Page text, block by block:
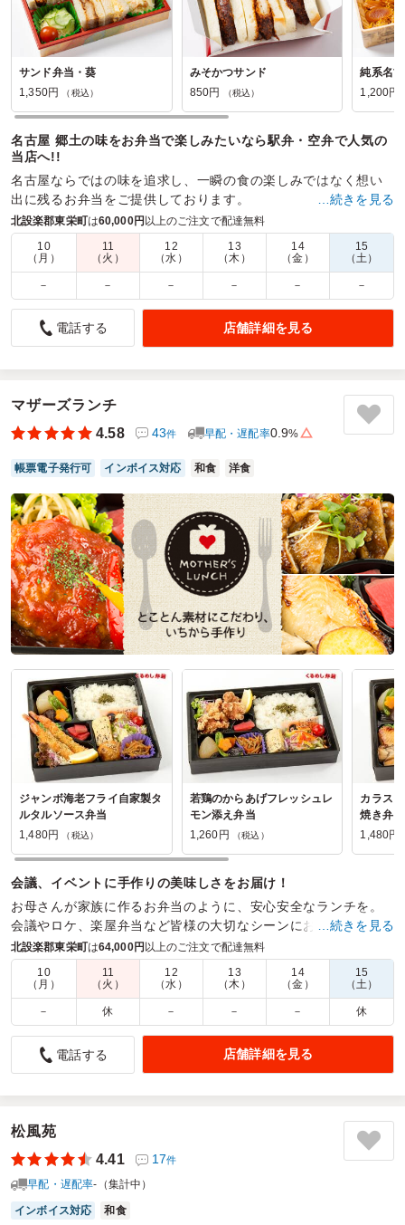
サンド弁当・葵
1,350円
（税込）
みそかつサンド
850円
（税込）
純系名
1,200円
名古屋 郷土の味をお弁当で楽しみたいなら駅弁・空弁で人気の
当店へ!!
名古屋ならではの味を追求し、一瞬の食の楽しみではなく想い
出に残るお弁当をご提供しております。
商品数： 27 締切日時： 7日前12:00 価格帯： 850円～2,400円
配達時間：
8:00～19:00
応援に来ていただいた方々にも大変、喜んでいただけまし
5.0
車も貸していただいたのでスムーズに運搬することができま
した。前年度も同じように大量のお弁当を購入させていただ
いて、配布した皆さんに高評価を受けています。次年度も利
用させていただきたいと思っております。
ご利用シーン：全国大会応援
参加者の年齢：30代～40代男女比：男性多め
愛知県春日井市東野町 2025/10/22
名古屋だるまの口コミをもっと見る
…続きを見る
北設楽郡東栄町は60,000円以上のご注文で配達無料
10
（月）
11
（火）
12
（水）
13
（木）
14
（金）
15
（土）
－ － － － － －
電話する 店舗詳細を見る
マザーズランチ
4.58
43件 早配・遅配率0.9%
帳票電子発行可 インボイス対応 和食 洋食
ジャンボ海老フライ自家製タ
ルタルソース弁当
1,480円
（税込）
若鶏のからあげフレッシュレ
モン添え弁当
1,260円
（税込）
カラス
焼き弁当
1,480円
会議、イベントに手作りの美味しさをお届け！
お母さんが家族に作るお弁当のように、安心安全なランチを。
会議やロケ、楽屋弁当など皆様の大切なシーンにおいしくて、
体にも優しいお食事を。
商品数： 締切日時： 2日前14:00 価格帯：
1,260円～1,480円
配達時間：
9:00～18:00
味も良く量も最適でした
4.5
のコロッケや煮物など程よい量でちょうどいい感じです。と
くに女性には受けが良かったです。次回はメインを変えてお
ねがいしようと思います。
参加者の年齢：30代～40代
…続きを見る
北設楽郡東栄町は64,000円 以上のご注文で配達無料
10
（月）
11
（火）
12
（水）
13
（木）
14
（金）
15
（土）
－ 休 － － － 休
電話する 店舗詳細を見る
松風苑
4.41
17件
早配・遅配率-（集計中）
インボイス対応 和食